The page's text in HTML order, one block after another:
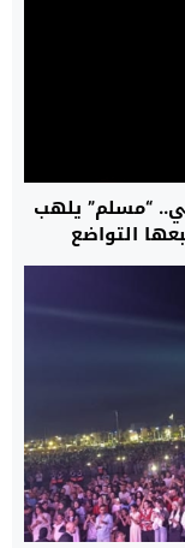
“مسلم” يلهب
التواضع